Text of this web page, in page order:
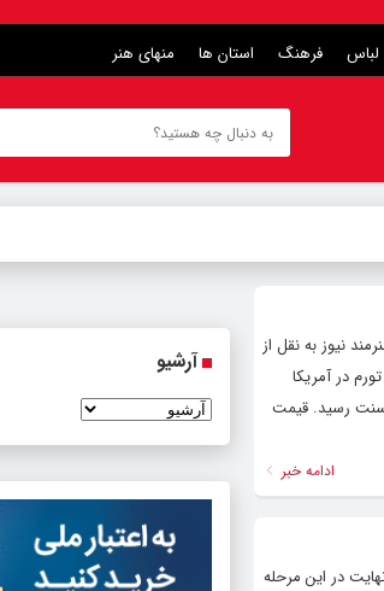
لباس فرهنگ استان ها منهای هنر
دلار و ۲۵ سنت رسید. به گزارش هنرمند نیوز به نقل از
در آمریکا
نسبت‌به پایین آمدن نرخ بهره را افزایش داده است. قیمت هر اونس طلا امروز با ۰٫۸۶ درصد کاهش به ۳۲۸۹ دلار و ۲۵ سنت رسید. قیمت
ادامه خبر
در این مرحله
آرشیو